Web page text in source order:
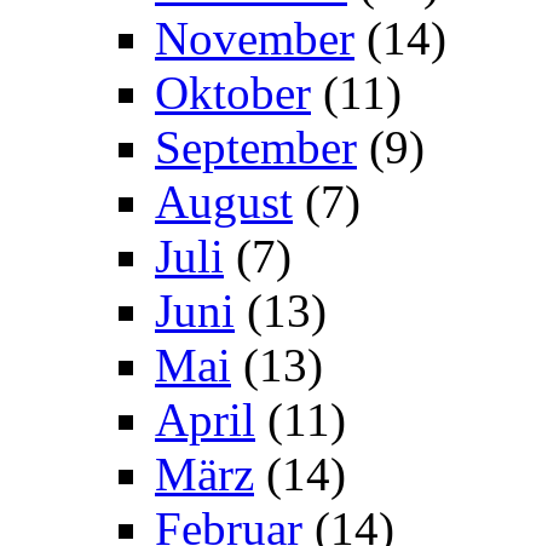
November (14)
Oktober (11)
September (9)
August (7)
Juli (7)
Juni (13)
Mai (13)
April (11)
März (14)
Februar (14)